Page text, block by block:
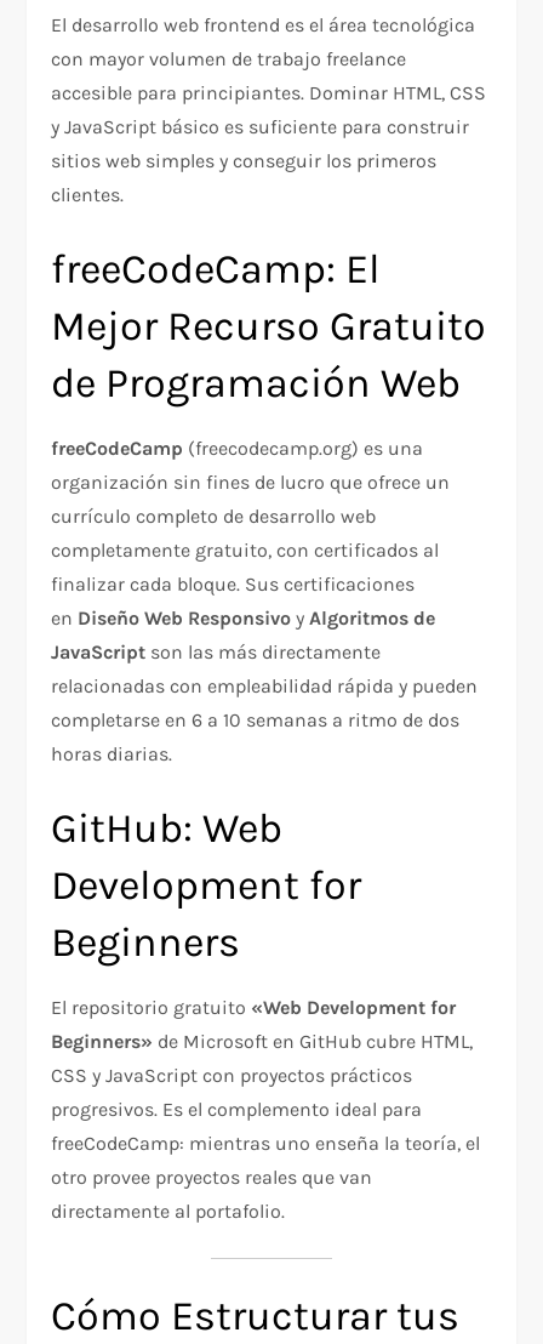
El desarrollo web frontend es el área tecnológica
con mayor volumen de trabajo freelance
accesible para principiantes. Dominar HTML, CSS
y JavaScript básico es suficiente para construir
sitios web simples y conseguir los primeros
clientes.
freeCodeCamp: El
Mejor Recurso Gratuito
de Programación Web
freeCodeCamp (freecodecamp.org) es una
organización sin fines de lucro que ofrece un
currículo completo de desarrollo web
completamente gratuito, con certificados al
finalizar cada bloque. Sus certificaciones
en Diseño Web Responsivo yAlgoritmos de
JavaScript son las más directamente
relacionadas con empleabilidad rápida y pueden
completarse en 6 a 10 semanas a ritmo de dos
horas diarias.
GitHub: Web
Development for
Beginners
El repositorio gratuito «Web Development for
Beginners» de Microsoft en GitHub cubre HTML,
CSS y JavaScript con proyectos prácticos
progresivos. Es el complemento ideal para
freeCodeCamp: mientras uno enseña la teoría, el
otro provee proyectos reales que van
directamente al portafolio.
Cómo Estructurar tus